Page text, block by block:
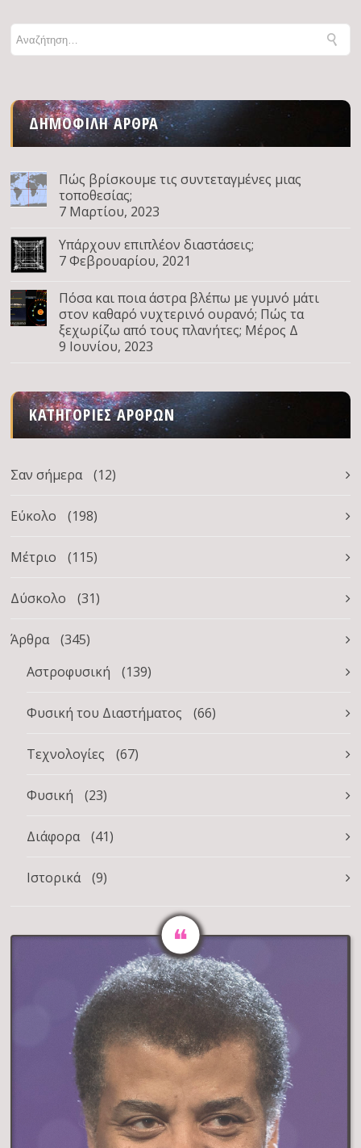
ΔΗΜΟΦΙΛΉ ΆΡΘΡΑ
Πώς βρίσκουμε τις συντεταγμένες μιας
τοποθεσίας;
7 Μαρτίου, 2023
Υπάρχουν επιπλέον διαστάσεις;
7 Φεβρουαρίου, 2021
Πόσα και ποια άστρα βλέπω με γυμνό μάτι
στον καθαρό νυχτερινό ουρανό; Πώς τα
ξεχωρίζω από τους πλανήτες; Μέρος Δ
9 Ιουνίου, 2023
ΚΑΤΗΓΟΡΊΕΣ ΆΡΘΡΩΝ
Σαν σήμερα (12)
Εύκολο (198)
Μέτριο (115)
Δύσκολο (31)
Άρθρα
(345)
Αστροφυσική
(139)
Φυσική του Διαστήματος (66)
Τεχνολογίες (67)
Φυσική (23)
Διάφορα (41)
Ιστορικά (9)